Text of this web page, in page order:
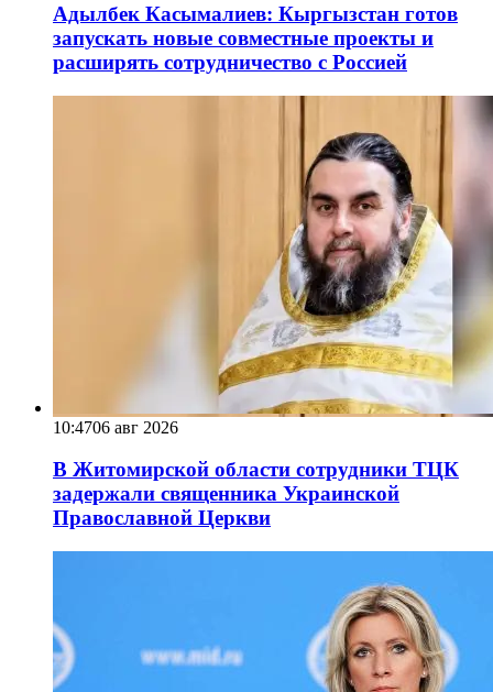
Адылбек Касымалиев: Кыргызстан готов
запускать новые совместные проекты и
расширять сотрудничество с Россией
10:4706 авг 2026
В Житомирской области сотрудники ТЦК
задержали священника Украинской
Православной Церкви